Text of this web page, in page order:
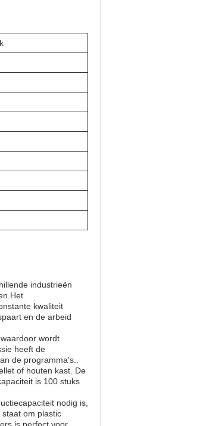
industrieën
kwaliteit
en de arbeid
wordt
heeft de
de programma's..
of houten kast. De
is 100 stuks
nodig is,
om plastic